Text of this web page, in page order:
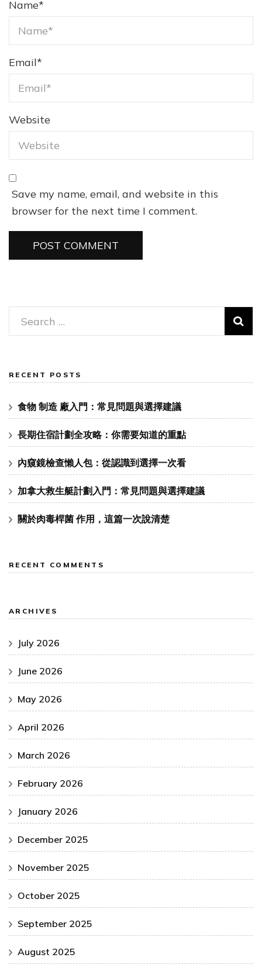
Name*
Email*
Website
Save my name, email, and website in this
browser for the next time I comment.
Search
for:
RECENT POSTS
食物 制造 廠入門：常見問題與選擇建議
長期住宿計劃全攻略：你需要知道的重點
內窺鏡檢查懶人包：從認識到選擇一次看
加拿大救生艇計劃入門：常見問題與選擇建議
關於肉毒桿菌 作用，這篇一次說清楚
RECENT COMMENTS
ARCHIVES
July 2026
June 2026
May 2026
April 2026
March 2026
February 2026
January 2026
December 2025
November 2025
October 2025
September 2025
August 2025